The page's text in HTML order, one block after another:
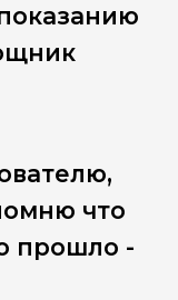
что
прошло -